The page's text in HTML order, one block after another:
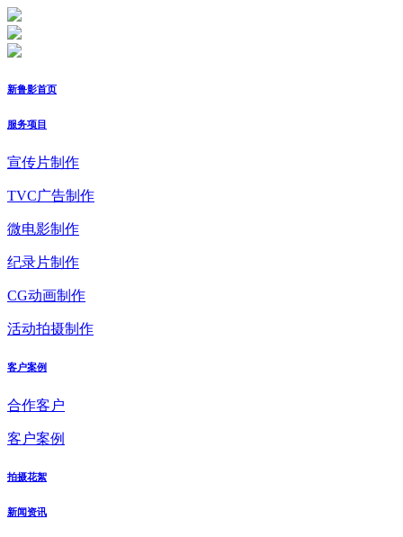
新鲁影首页
服务项目
宣传片制作
TVC广告制作
微电影制作
纪录片制作
CG动画制作
活动拍摄制作
客户案例
合作客户
客户案例
拍摄花絮
新闻资讯